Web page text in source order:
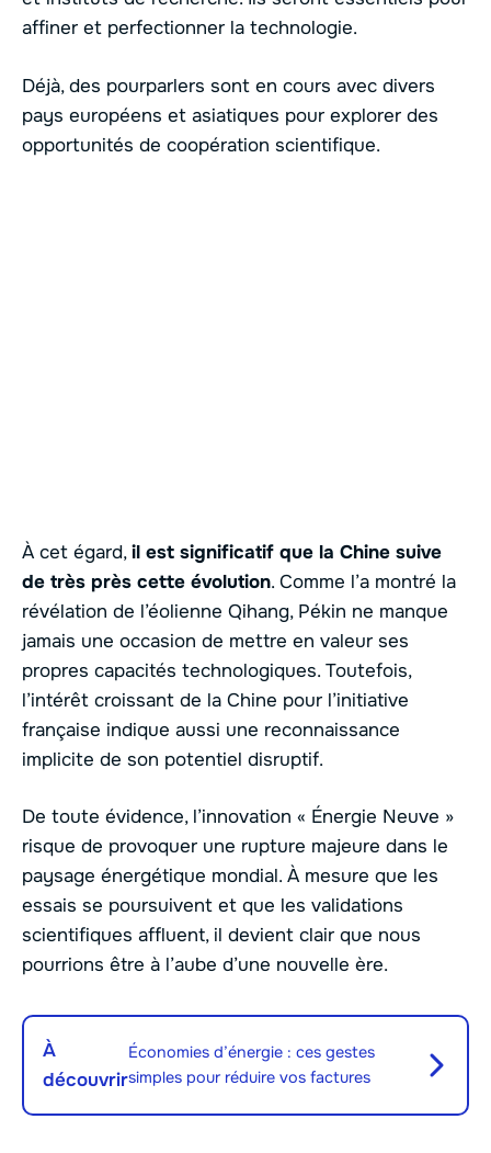
affiner et perfectionner la technologie.
Déjà, des pourparlers sont en cours avec divers
pays européens et asiatiques pour explorer des
opportunités de coopération scientifique.
À cet égard,il est significatif que la Chine suive
de très près cette évolution. Comme l’a montré la
révélation de l’éolienne Qihang, Pékin ne manque
jamais une occasion de mettre en valeur ses
propres capacités technologiques. Toutefois,
l’intérêt croissant de la Chine pour l’initiative
française indique aussi une reconnaissance
implicite de son potentiel disruptif.
De toute évidence, l’innovation « Énergie Neuve »
risque de provoquer une rupture majeure dans le
paysage énergétique mondial. À mesure que les
essais se poursuivent et que les validations
scientifiques affluent, il devient clair que nous
pourrions être à l’aube d’une nouvelle ère.
À
découvrir
Économies d’énergie : ces gestes
simples pour réduire vos factures